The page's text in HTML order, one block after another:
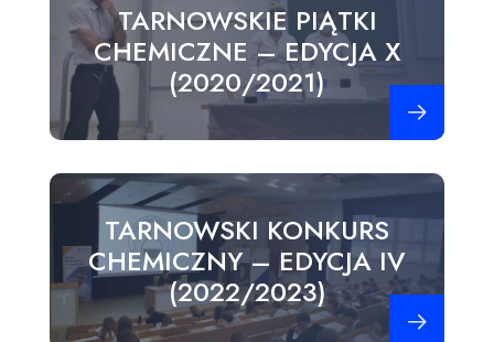
TARNOWSKIE PIĄTKI
CHEMICZNE – EDYCJA X
(2020/2021)
TARNOWSKI KONKURS
CHEMICZNY – EDYCJA IV
(2022/2023)
Zobacz